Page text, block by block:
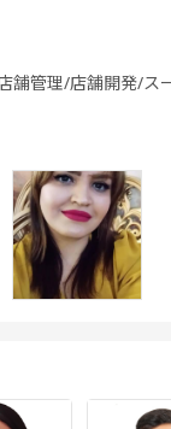
カッション
別英会話
基礎
職種別英会話
実践
舗管理/店舗開発/ス